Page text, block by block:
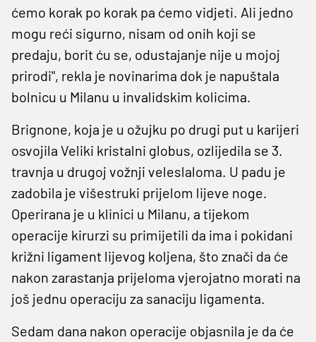
ćemo korak po korak pa ćemo vidjeti. Ali jedno
mogu reći sigurno, nisam od onih koji se
predaju, borit ću se, odustajanje nije u mojoj
prirodi", rekla je novinarima dok je napuštala
bolnicu u Milanu u invalidskim kolicima.
Brignone, koja je u ožujku po drugi put u karijeri
osvojila Veliki kristalni globus, ozlijedila se 3.
travnja u drugoj vožnji veleslaloma. U padu je
zadobila je višestruki prijelom lijeve noge.
Operirana je u klinici u Milanu, a tijekom
operacije kirurzi su primijetili da ima i pokidani
križni ligament lijevog koljena, što znači da će
nakon zarastanja prijeloma vjerojatno morati na
još jednu operaciju za sanaciju ligamenta.
Sedam dana nakon operacije objasnila je da će